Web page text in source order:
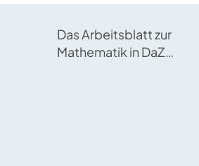
Das Arbeitsblatt zur
Mathematik in DaZ